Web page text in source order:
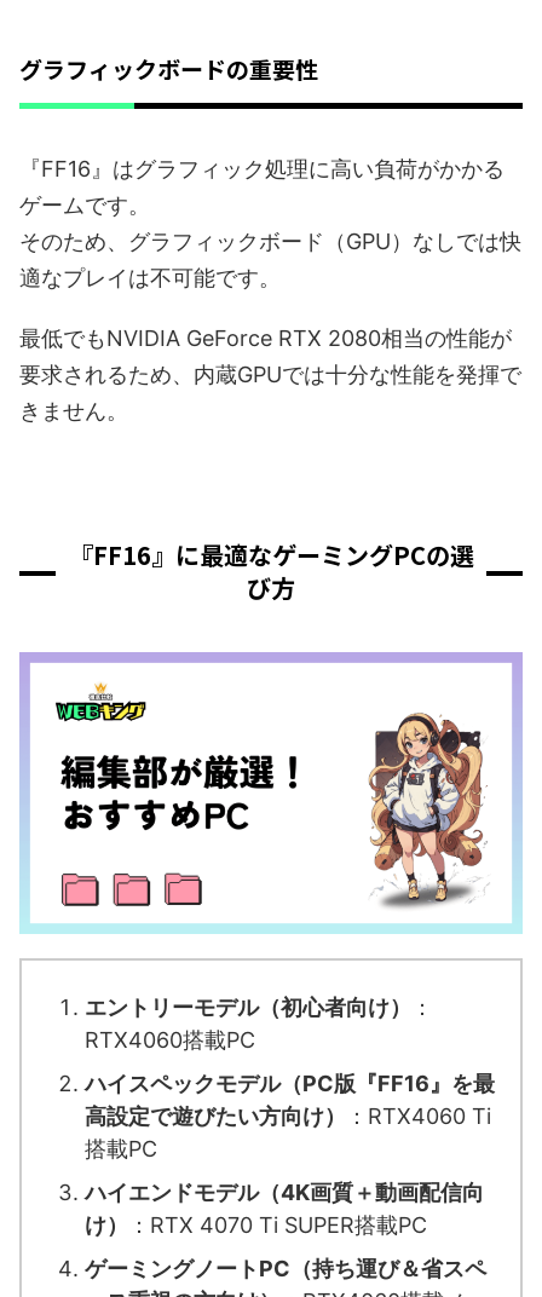
グラフィックボードの重要性
『FF16』はグラフィック処理に高い負荷がかかる
ゲームです。
そのため、グラフィックボード（GPU）なしでは快
適なプレイは不可能です。
最低でもNVIDIA GeForce RTX 2080相当の性能が
要求されるため、内蔵GPUでは十分な性能を発揮で
きません。
『FF16』に最適なゲーミングPCの選
び方
エントリーモデル（初心者向け）
：
RTX4060搭載PC
ハイスペックモデル（PC版『FF16』を最
高設定で遊びたい方向け）
：RTX4060 Ti
搭載PC
ハイエンドモデル（4K画質＋動画配信向
け）
：RTX 4070 Ti SUPER搭載PC
ゲーミングノートPC（持ち運び＆省スペ